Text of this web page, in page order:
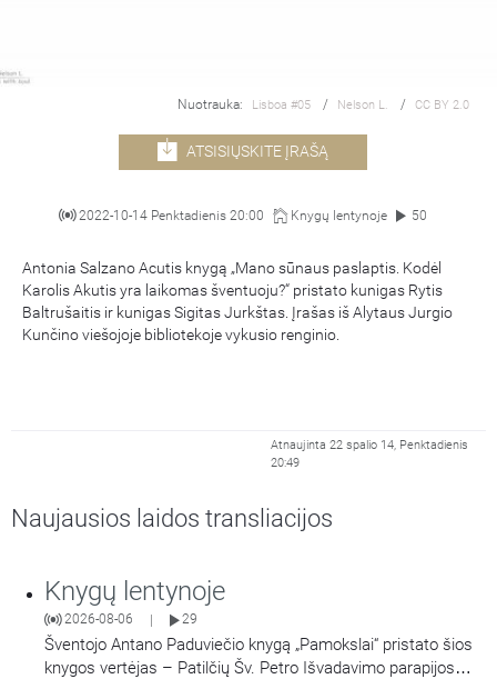
Nuotrauka: Lisboa #05 / Nelson L. / CC BY 2.0
ATSISIŲSKITE ĮRAŠĄ
2022-10-14 Penktadienis 20:00 Knygų lentynoje 50
Antonia Salzano Acutis knygą „Mano sūnaus paslaptis. Kodėl
Karolis Akutis yra laikomas šventuoju?“ pristato kunigas Rytis
Baltrušaitis ir kunigas Sigitas Jurkštas. Įrašas iš Alytaus Jurgio
Kunčino viešojoje bibliotekoje vykusio renginio.
Atnaujinta 22 spalio 14, Penktadienis
20:49
Naujausios laidos transliacijos
Knygų lentynoje
2026-08-06 29
Šventojo Antano Paduviečio knygą „Pamokslai“ pristato šios
knygos vertėjas – Patilčių Šv. Petro Išvadavimo parapijos